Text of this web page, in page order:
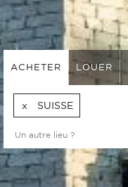
ACHETER LOUER
SUISSE